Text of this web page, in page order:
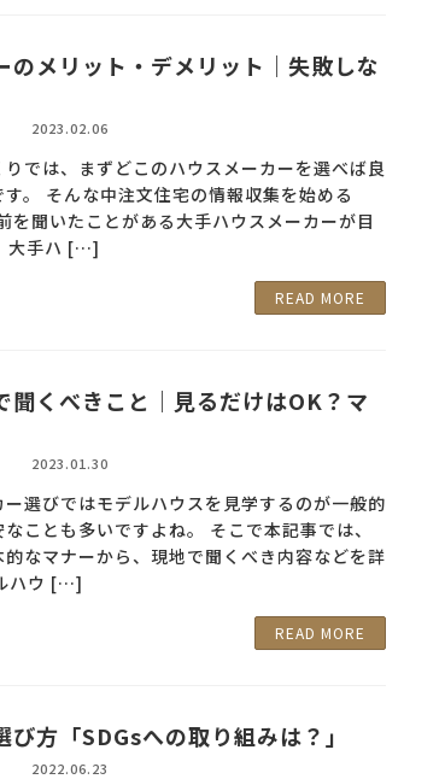
のメリット・デメリット｜失敗しな
2023.02.06
では、まずどこのハウスメーカーを選べば良
。 そんな中注文住宅の情報収集を始める
を聞いたことがある大手ハウスメーカーが目
大手ハ […]
READ MORE
聞くべきこと｜見るだけはOK？マ
2023.01.30
選びではモデルハウスを見学するのが一般的
ことも多いですよね。 そこで本記事では、
なマナーから、現地で聞くべき内容などを詳
ハウ […]
READ MORE
方「SDGsへの取り組みは？」
2022.06.23